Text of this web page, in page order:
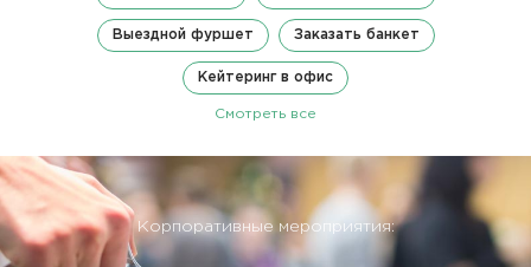
Выездной фуршет Заказать банкет
Кейтеринг в офис
Смотреть все
Корпоративные мероприятия: